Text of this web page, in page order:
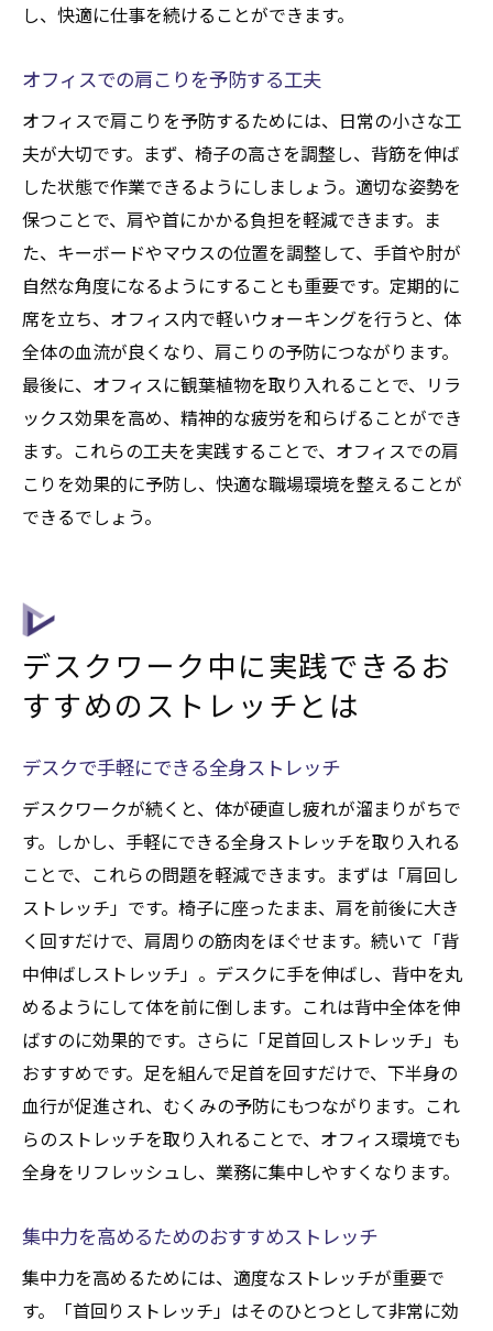
し、快適に仕事を続けることができます。
オフィスでの肩こりを予防する工夫
オフィスで肩こりを予防するためには、日常の小さな工
夫が大切です。まず、椅子の高さを調整し、背筋を伸ば
した状態で作業できるようにしましょう。適切な姿勢を
保つことで、肩や首にかかる負担を軽減できます。ま
た、キーボードやマウスの位置を調整して、手首や肘が
自然な角度になるようにすることも重要です。定期的に
席を立ち、オフィス内で軽いウォーキングを行うと、体
全体の血流が良くなり、肩こりの予防につながります。
最後に、オフィスに観葉植物を取り入れることで、リラ
ックス効果を高め、精神的な疲労を和らげることができ
ます。これらの工夫を実践することで、オフィスでの肩
こりを効果的に予防し、快適な職場環境を整えることが
できるでしょう。
デスクワーク中に実践できるお
すすめのストレッチとは
デスクで手軽にできる全身ストレッチ
デスクワークが続くと、体が硬直し疲れが溜まりがちで
す。しかし、手軽にできる全身ストレッチを取り入れる
ことで、これらの問題を軽減できます。まずは「肩回し
ストレッチ」です。椅子に座ったまま、肩を前後に大き
く回すだけで、肩周りの筋肉をほぐせます。続いて「背
中伸ばしストレッチ」。デスクに手を伸ばし、背中を丸
めるようにして体を前に倒します。これは背中全体を伸
ばすのに効果的です。さらに「足首回しストレッチ」も
おすすめです。足を組んで足首を回すだけで、下半身の
血行が促進され、むくみの予防にもつながります。これ
らのストレッチを取り入れることで、オフィス環境でも
全身をリフレッシュし、業務に集中しやすくなります。
集中力を高めるためのおすすめストレッチ
集中力を高めるためには、適度なストレッチが重要で
す。「首回りストレッチ」はそのひとつとして非常に効